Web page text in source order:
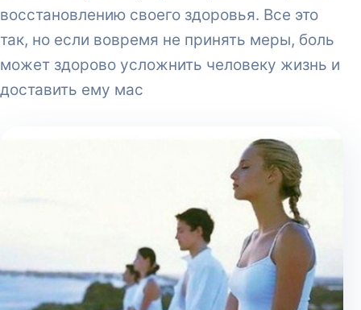
восстановлению своего здоровья. Все это
так, но если вовремя не принять меры, боль
может здорово усложнить человеку жизнь и
доставить ему мас